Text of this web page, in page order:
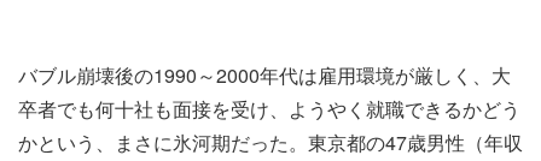
バブル崩壊後の1990～2000年代は雇用環境が厳しく、大
卒者でも何十社も面接を受け、ようやく就職できるかどう
かという、まさに氷河期だった。東京都の47歳男性（年収